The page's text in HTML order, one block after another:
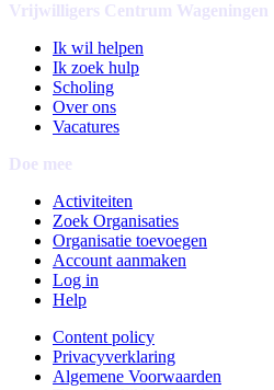
Vrijwilligers Centrum Wageningen
Ik wil helpen
Ik zoek hulp
Scholing
Over ons
Vacatures
Doe mee
Activiteiten
Zoek Organisaties
Organisatie toevoegen
Account aanmaken
Log in
Help
Content policy
Privacyverklaring
Algemene Voorwaarden